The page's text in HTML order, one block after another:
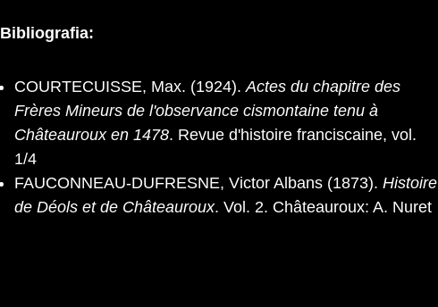
Bibliografia:
COURTECUISSE, Max. (1924). Actes du chapitre des
Frères Mineurs de l'observance cismontaine tenu à
Châteauroux en 1478. Revue d'histoire franciscaine, vol.
1/4
FAUCONNEAU-DUFRESNE, Victor Albans (1873). Histoire
de Déols et de Châteauroux. Vol. 2. Châteauroux: A. Nuret